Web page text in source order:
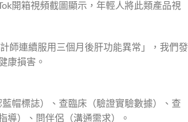
開箱視頻截圖顯示，年輕人將此類產品視
師連續服用三個月後肝功能異常」，我們發
康損害。
帽標誌）、查臨床（驗證實驗數據）、查
導）、問伴侶（溝通需求）。